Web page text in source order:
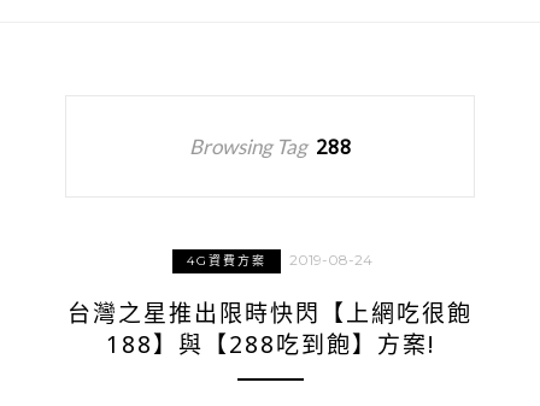
Browsing Tag 288
4G資費方案 2019-08-24
台灣之星推出限時快閃【上網吃很飽
188】與【288吃到飽】方案!